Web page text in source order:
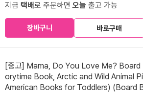
지금 택배로 주문하면오늘 출고 가능
장바구니 바로구매
[중고] Mama, Do You Love Me?
orytime Book, Arctic and Wild Animal
American Books for Toddlers) (Board